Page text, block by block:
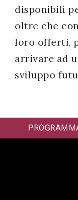
disponibili
oltre che
loro offerti,
arrivare ad
sviluppo